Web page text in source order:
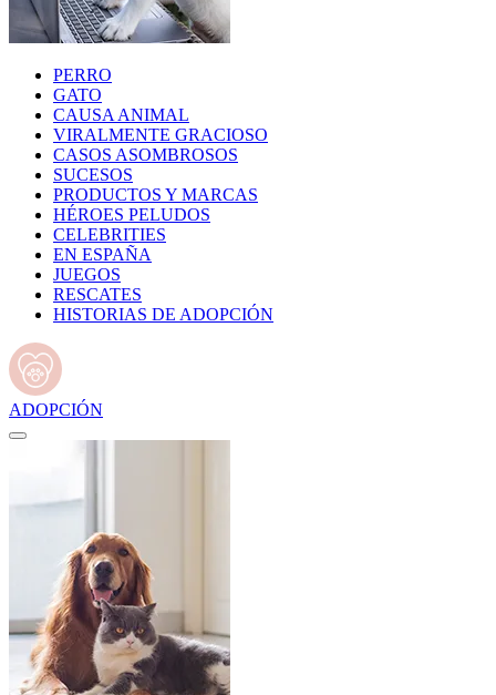
PERRO
GATO
CAUSA ANIMAL
VIRALMENTE GRACIOSO
CASOS ASOMBROSOS
SUCESOS
PRODUCTOS Y MARCAS
HÉROES PELUDOS
CELEBRITIES
EN ESPAÑA
JUEGOS
RESCATES
HISTORIAS DE ADOPCIÓN
ADOPCIÓN